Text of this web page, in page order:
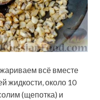
всё вместе
жидкости, около 10
(щепотка) и